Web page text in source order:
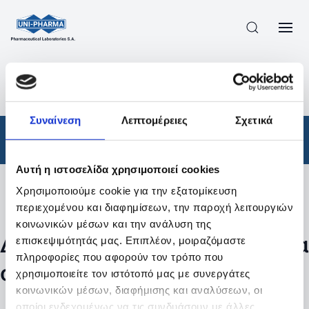
Συναίνεση Λεπτομέρειες Σχετικά
Αυτή η ιστοσελίδα χρησιμοποιεί cookies
Χρησιμοποιούμε cookie για την εξατομίκευση
περιεχομένου και διαφημίσεων, την παροχή λειτουργιών
κοινωνικών μέσων και την ανάλυση της
επισκεψιμότητάς μας. Επιπλέον, μοιραζόμαστε
πληροφορίες που αφορούν τον τρόπο που
χρησιμοποιείτε τον ιστότοπό μας με συνεργάτες
κοινωνικών μέσων, διαφήμισης και αναλύσεων, οι
οποίοι ενδεχομένως να τις συνδυάσουν με άλλες
ΠΡΟΪΟΝΤΑ
ΑΠΟΤΕΛΕΣΜΑΤΑ ΑΝΑΖΗΤΗΣΗΣ
Φάρμακα
Φίλτρα
Δεν βρέθηκαν προϊόντα με τα
συγκεκριμένα φίλτρα